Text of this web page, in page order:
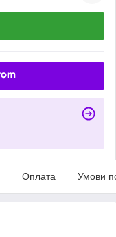
Оплата Умови